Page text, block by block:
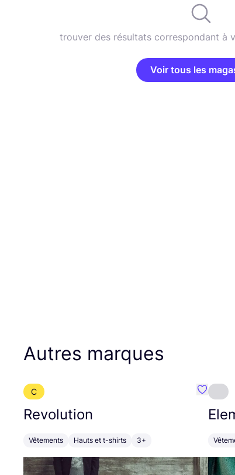
trouver des résultats correspondant à
Voir tous les
Autres marques
C
Revolution
Vêtements Hauts et t-shirts 3+
Préféré